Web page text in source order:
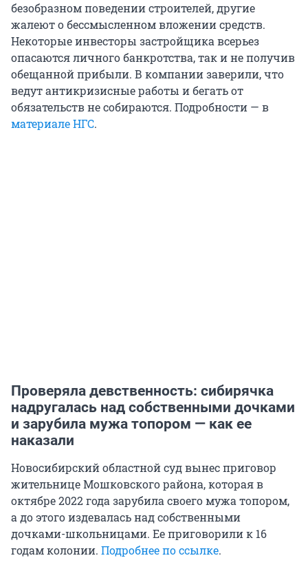
безобразном поведении строителей, другие
жалеют о бессмысленном вложении средств.
Некоторые инвесторы застройщика всерьез
опасаются личного банкротства, так и не получив
обещанной прибыли. В компании заверили, что
ведут антикризисные работы и бегать от
обязательств не собираются. Подробности — в
материале НГС.
Проверяла девственность: сибирячка
надругалась над собственными дочками
и зарубила мужа топором — как ее
наказали
Новосибирский областной суд вынес приговор
жительнице Мошковского района, которая в
октябре 2022 года зарубила своего мужа топором,
а до этого издевалась над собственными
дочками-школьницами. Ее приговорили к 16
годам колонии. Подробнее по ссылке.